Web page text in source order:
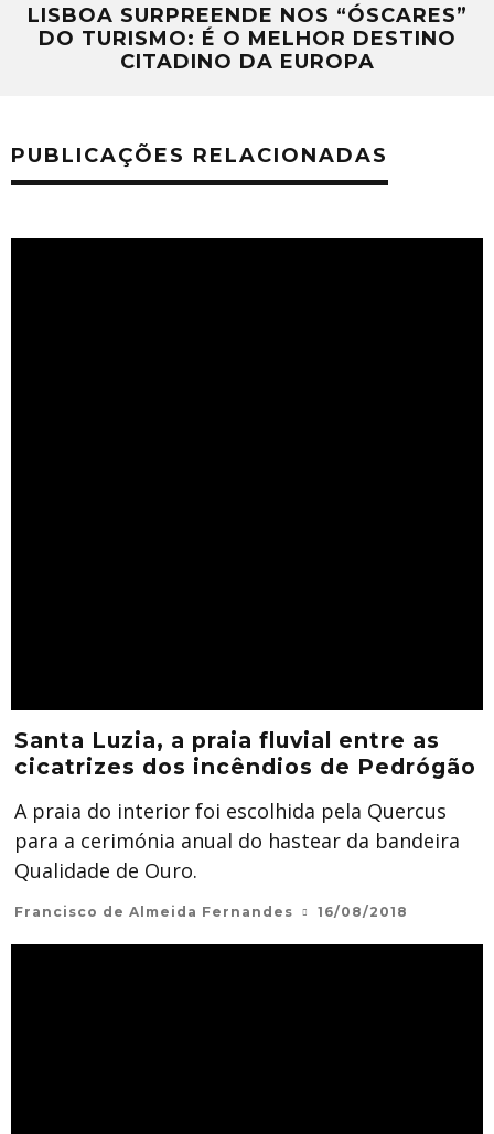
LISBOA SURPREENDE NOS “ÓSCARES”
DO TURISMO: É O MELHOR DESTINO
CITADINO DA EUROPA
PUBLICAÇÕES RELACIONADAS
Santa Luzia, a praia fluvial entre as
cicatrizes dos incêndios de Pedrógão
A praia do interior foi escolhida pela Quercus
para a cerimónia anual do hastear da bandeira
Qualidade de Ouro.
Francisco de Almeida Fernandes 16/08/2018